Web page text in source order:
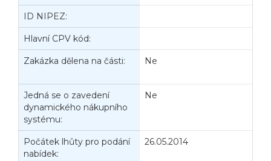
ID NIPEZ:
Hlavní CPV kód:
Zakázka dělena na části: Ne
Jedná se o zavedení
dynamického nákupního
systému:
Ne
Počátek lhůty pro podání
nabídek:
26.05.2014